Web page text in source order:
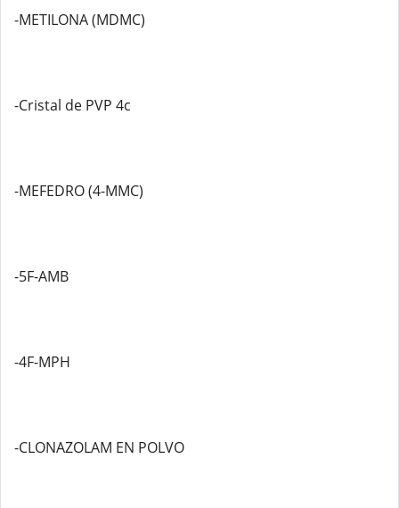
-METILONA (MDMC)
-Cristal de PVP 4c
-MEFEDRO (4-MMC)
-5F-AMB
-4F-MPH
-CLONAZOLAM EN POLVO